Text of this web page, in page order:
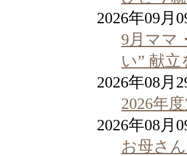
2026年09月
9月ママ
い” 献
2026年08月
2026年
2026年08月
お母さ